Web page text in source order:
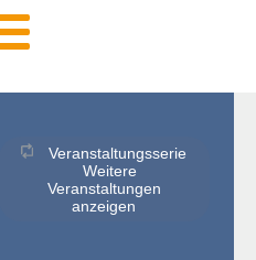
Veranstaltungsserie
Weitere
Veranstaltungen
anzeigen